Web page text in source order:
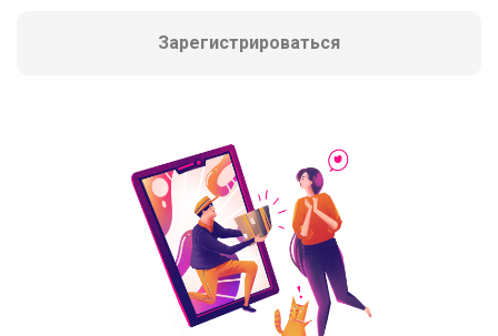
Зарегистрироваться